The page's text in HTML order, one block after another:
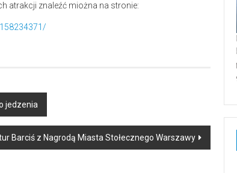
atrakcji znaleźć miożna na stronie:
jedzenia
Barciś z Nagrodą Miasta Stołecznego Warszawy